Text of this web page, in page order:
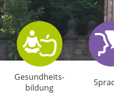
Gesund­heits­
bildung